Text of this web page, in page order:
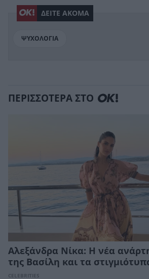
ΔΕΙΤΕ ΑΚΟΜΑ
ΨΥΧΟΛΟΓΙΑ
ΠΕΡΙΣΣΟΤΕΡΑ ΣΤΟ
Αλεξάνδρα Νίκα: Η νέα
της Βασίλη και τα
CELEBRITIES